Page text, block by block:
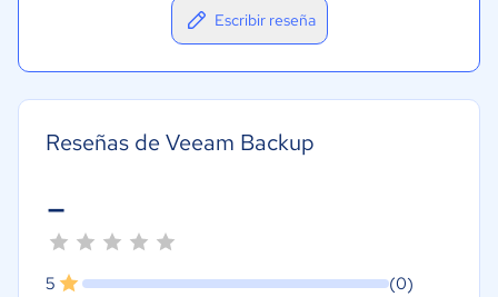
Escribir reseña
Reseñas de Veeam Backup
-
5
(0)